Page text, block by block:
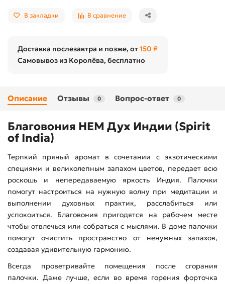
В закладки В сравнение
Доставка послезавтра и позже, от150 ₽
Самовывоз из Королёва, бесплатно
Описание Отзывы 0 Вопрос-ответ 0
Благовония HEM Дух Индии (Spirit
of India)
Терпкий пряный аромат в сочетании с экзотическими
специями и великолепным запахом цветов, передает всю
роскошь и непередаваемую яркость Индия. Палочки
помогут настроиться на нужную волну при медитации и
выполнении духовных практик, расслабиться или
успокоиться. Благовония пригодятся на рабочем месте
чтобы отвлечься или собраться с мыслями. В доме палочки
помогут очистить пространство от ненужных запахов,
создавая удивительную гармонию.
Всегда проветривайте помещения после сгорания
палочки. Даже лучше, если во время горения форточка